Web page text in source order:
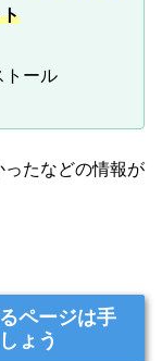
トール
たなどの情報が
ページは手
ょう